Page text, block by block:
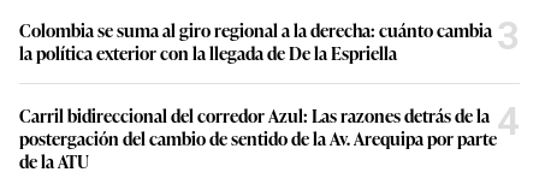
Colombia se suma al giro regional a la derecha: cuánto cambia
la política exterior con la llegada de De la Espriella
3
Carril bidireccional del corredor Azul: Las razones detrás de la
postergación del cambio de sentido de la Av. Arequipa por parte
de la ATU
4